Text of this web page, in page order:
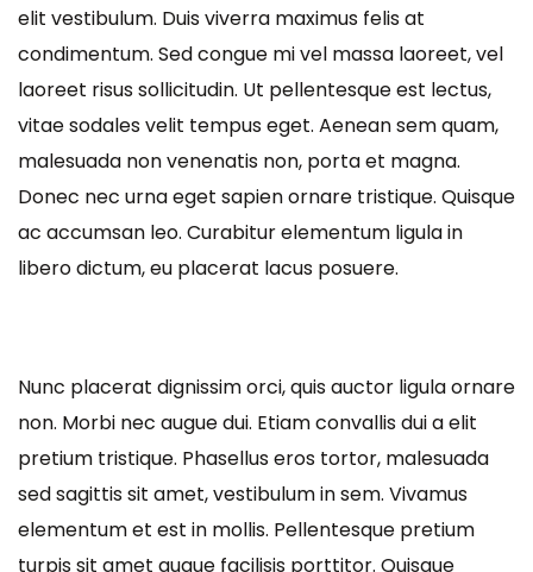
elit vestibulum. Duis viverra maximus felis at
condimentum. Sed congue mi vel massa laoreet, vel
laoreet risus sollicitudin. Ut pellentesque est lectus,
vitae sodales velit tempus eget. Aenean sem quam,
malesuada non venenatis non, porta et magna.
Donec nec urna eget sapien ornare tristique. Quisque
ac accumsan leo. Curabitur elementum ligula in
libero dictum, eu placerat lacus posuere.
Nunc placerat dignissim orci, quis auctor ligula ornare
non. Morbi nec augue dui. Etiam convallis dui a elit
pretium tristique. Phasellus eros tortor, malesuada
sed sagittis sit amet, vestibulum in sem. Vivamus
elementum et est in mollis. Pellentesque pretium
turpis sit amet augue facilisis porttitor. Quisque